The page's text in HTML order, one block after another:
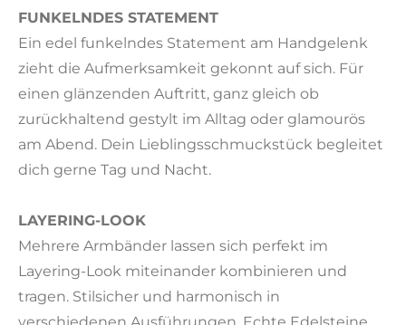
FUNKELNDES STATEMENT
Ein edel funkelndes Statement am Handgelenk
zieht die Aufmerksamkeit gekonnt auf sich. Für
einen glänzenden Auftritt, ganz gleich ob
zurückhaltend gestylt im Alltag oder glamourös
am Abend. Dein Lieblingsschmuckstück begleitet
dich gerne Tag und Nacht.
LAYERING-LOOK
Mehrere Armbänder lassen sich perfekt im
Layering-Look miteinander kombinieren und
tragen. Stilsicher und harmonisch in